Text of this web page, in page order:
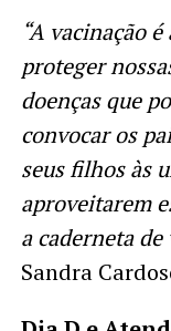
“A vacinação
proteger
doenças que
convocar os
seus filhos às
aproveitarem
a caderneta de
Sandra